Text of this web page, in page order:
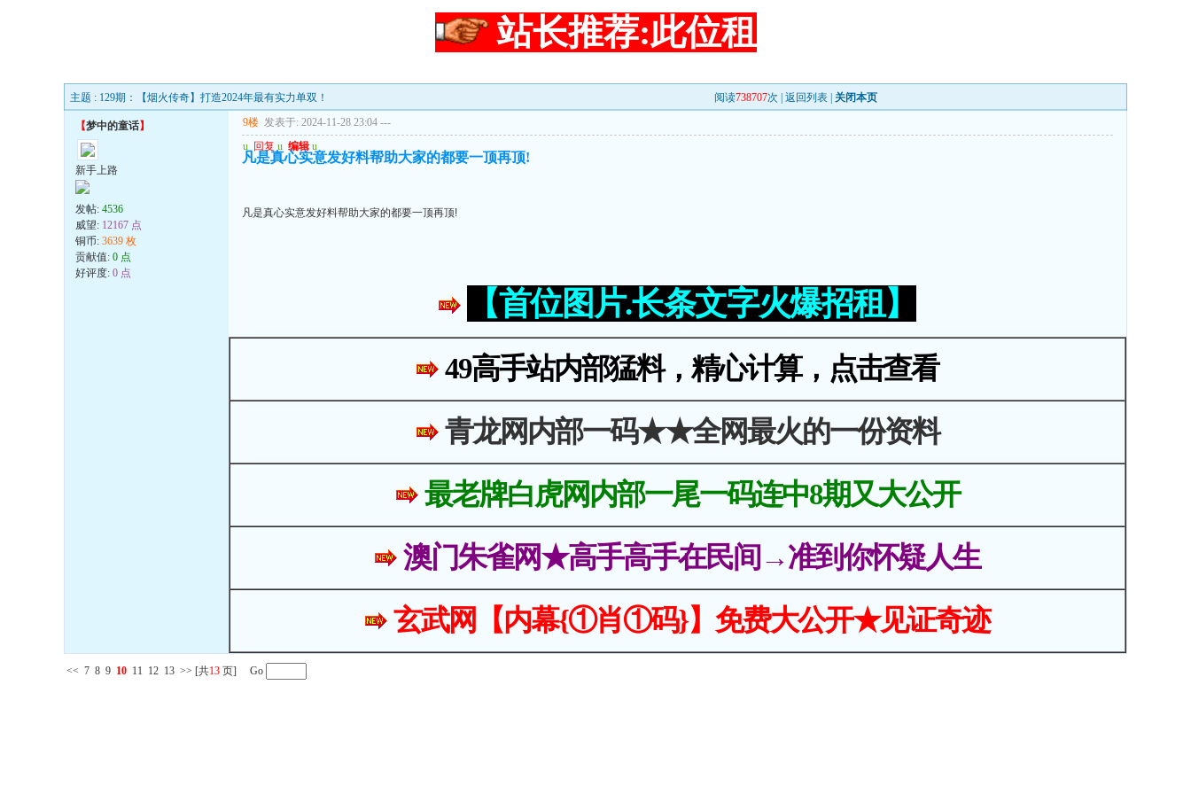
站长推荐:此位租
主题 : 129期：【烟火传奇】打造2024年最有实力单双！ 阅读738707次 | 返回列表 关闭本页
【梦中的童话】
新手上路
发帖: 4536
威望: 12167 点
铜币: 3639 枚
贡献值: 0 点
好评度: 0 点
9楼 发表于: 2024-11-28 23:04 ---
u 回复 u 编辑 u
凡是真心实意发好料帮助大家的都要一顶再顶!
凡是真心实意发好料帮助大家的都要一顶再顶!
【首位图片.长条文字火爆招租】
49高手站内部猛料，精心计算，点击查看
青龙网内部一码★★全网最火的一份资料
最老牌白虎网内部一尾一码连中8期又大公开
澳门朱雀网★高手高手在民间→准到你怀疑人生
玄武网【内幕{①肖①码}】免费大公开★见证奇迹
<< 7 8 9 10 11 12 13 >> [共13 页] Go